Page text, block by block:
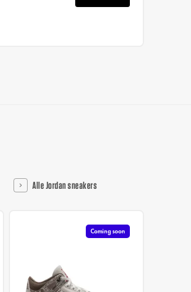
Alle Jordan sneakers
Coming soon